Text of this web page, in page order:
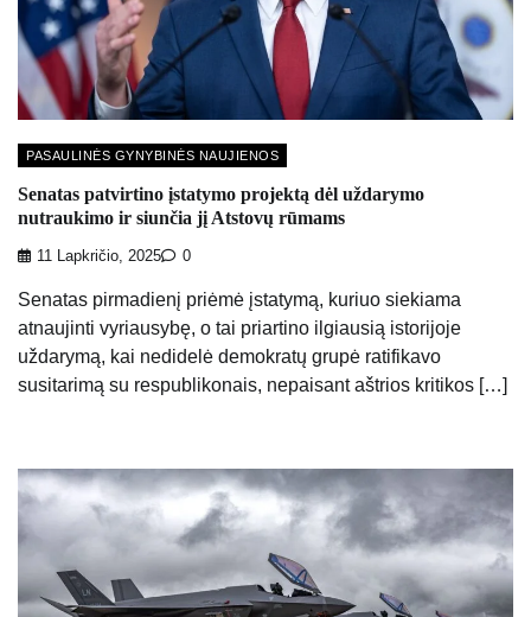
PASAULINĖS GYNYBINĖS NAUJIENOS
Senatas patvirtino įstatymo projektą dėl uždarymo
nutraukimo ir siunčia jį Atstovų rūmams
11 Lapkričio, 2025 0
Senatas pirmadienį priėmė įstatymą, kuriuo siekiama
atnaujinti vyriausybę, o tai priartino ilgiausią istorijoje
uždarymą, kai nedidelė demokratų grupė ratifikavo
susitarimą su respublikonais, nepaisant aštrios kritikos […]